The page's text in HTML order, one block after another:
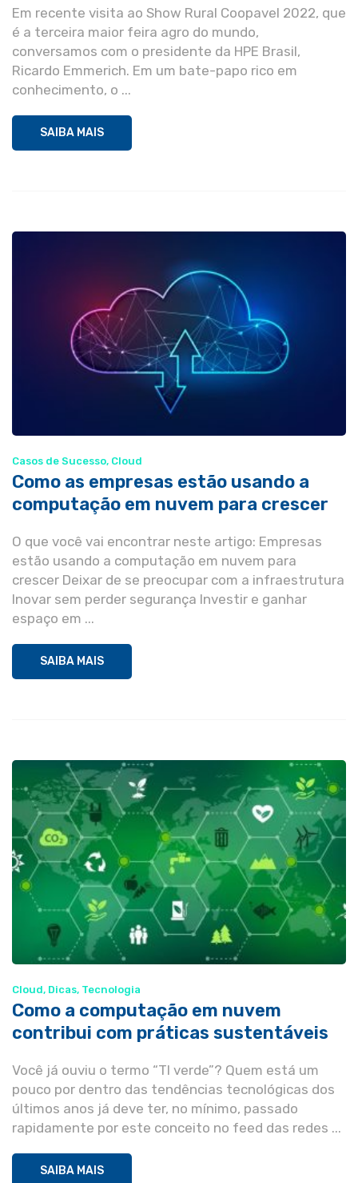
Em recente visita ao Show Rural Coopavel 2022, que
é a terceira maior feira agro do mundo,
conversamos com o presidente da HPE Brasil,
Ricardo Emmerich. Em um bate-papo rico em
conhecimento, o ...
SAIBA MAIS
Casos de Sucesso, Cloud
Como as empresas estão usando a
computação em nuvem para crescer
O que você vai encontrar neste artigo: Empresas
estão usando a computação em nuvem para
crescer Deixar de se preocupar com a infraestrutura
Inovar sem perder segurança Investir e ganhar
espaço em ...
SAIBA MAIS
Cloud, Dicas, Tecnologia
Como a computação em nuvem
contribui com práticas sustentáveis
Você já ouviu o termo “TI verde”? Quem está um
pouco por dentro das tendências tecnológicas dos
últimos anos já deve ter, no mínimo, passado
rapidamente por este conceito no feed das redes ...
SAIBA MAIS